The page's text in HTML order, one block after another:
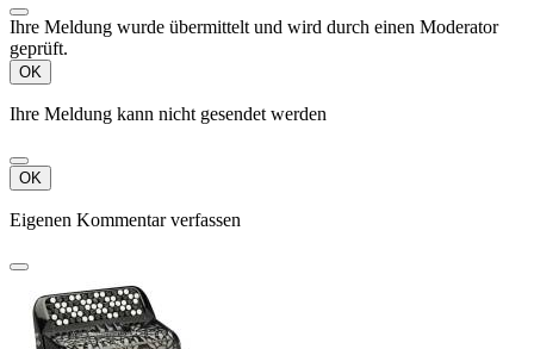
Ihre Meldung wurde übermittelt und wird durch einen Moderator
geprüft.
OK
Ihre Meldung kann nicht gesendet werden
OK
Eigenen Kommentar verfassen